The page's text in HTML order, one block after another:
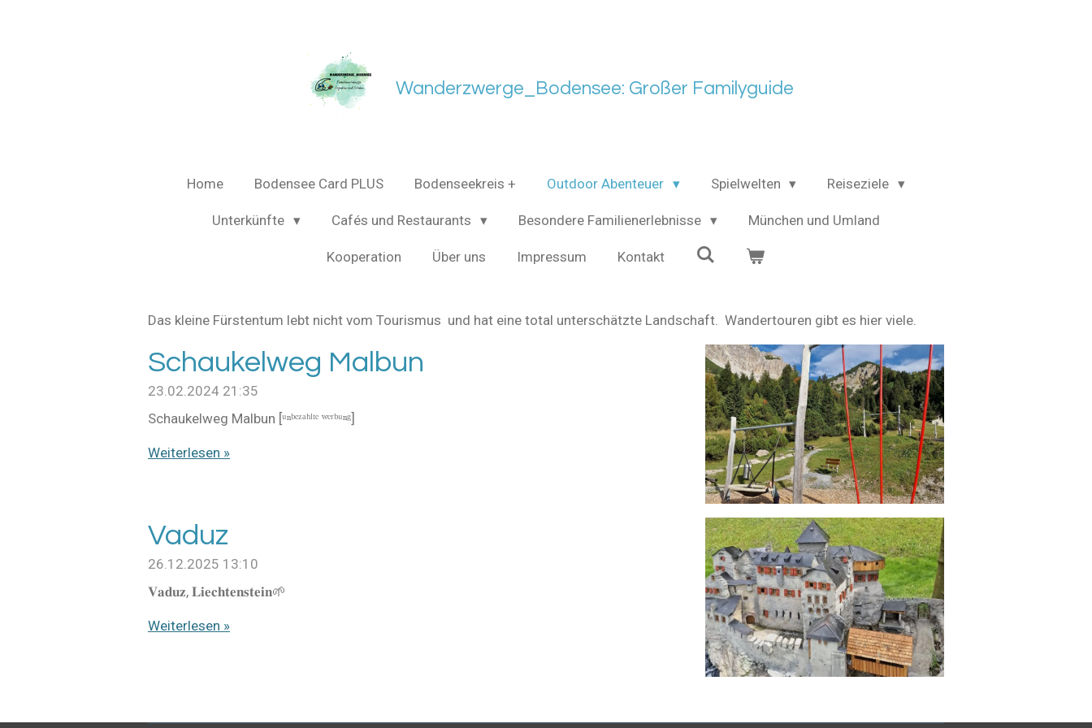
Wanderzwerge_Bodensee: Großer Familyguide
Home Bodensee Card PLUS Bodenseekreis + Outdoor Abenteuer Spielwelten Reiseziele
Unterkünfte Cafés und Restaurants Besondere Familienerlebnisse München und Umland
Kooperation Über uns Impressum Kontakt
Das kleine Fürstentum lebt nicht vom Tourismus und hat eine total unterschätzte Landschaft. Wandertouren gibt es hier viele.
Schaukelweg Malbun
23.02.2024 21:35
Schaukelweg Malbun [ᵘⁿᵇᵉᶻᵃʰˡᵗᵉ ʷᵉʳᵇᵘⁿᵍ]
Weiterlesen »
Vaduz
26.12.2025 13:10
𝐕𝐚𝐝𝐮𝐳, 𝐋𝐢𝐞𝐜𝐡𝐭𝐞𝐧𝐬𝐭𝐞𝐢𝐧🌱
Weiterlesen »